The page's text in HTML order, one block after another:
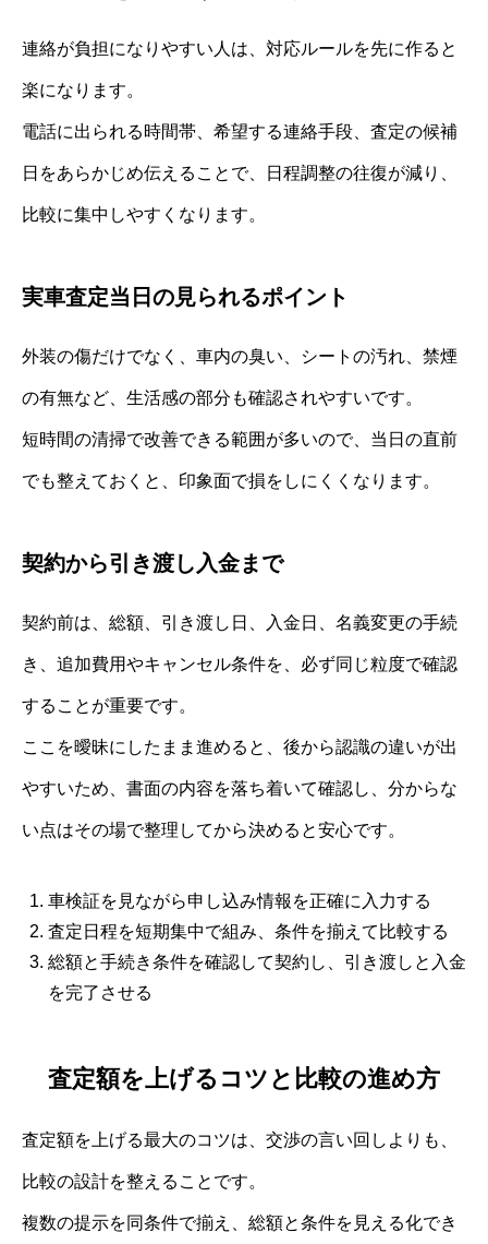
連絡が負担になりやすい人は、対応ルールを先に作ると
楽になります。
電話に出られる時間帯、希望する連絡手段、査定の候補
日をあらかじめ伝えることで、日程調整の往復が減り、
比較に集中しやすくなります。
実車査定当日の見られるポイント
外装の傷だけでなく、車内の臭い、シートの汚れ、禁煙
の有無など、生活感の部分も確認されやすいです。
短時間の清掃で改善できる範囲が多いので、当日の直前
でも整えておくと、印象面で損をしにくくなります。
契約から引き渡し入金まで
契約前は、総額、引き渡し日、入金日、名義変更の手続
き、追加費用やキャンセル条件を、必ず同じ粒度で確認
することが重要です。
ここを曖昧にしたまま進めると、後から認識の違いが出
やすいため、書面の内容を落ち着いて確認し、分からな
い点はその場で整理してから決めると安心です。
車検証を見ながら申し込み情報を正確に入力する
査定日程を短期集中で組み、条件を揃えて比較する
総額と手続き条件を確認して契約し、引き渡しと入金
を完了させる
査定額を上げるコツと比較の進め方
査定額を上げる最大のコツは、交渉の言い回しよりも、
比較の設計を整えることです。
複数の提示を同条件で揃え、総額と条件を見える化でき